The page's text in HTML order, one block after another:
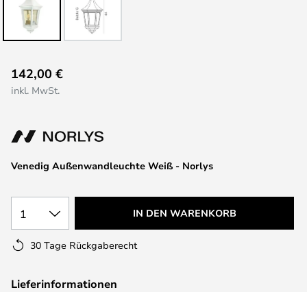
Anfang
der
springen
Venedig Außenwandleuchte Weiß - Norlys
142,00 €
inkl. MwSt.
1 IN DEN WARENKORB
30 Tage Rückgaberecht
Lieferinformationen